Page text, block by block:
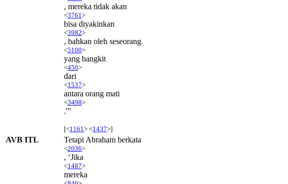
, mereka tidak akan
<3761 >
bisa diyakinkan
<3982>
, bahkan oleh seseorang
<5100>
yang bangkit
<450>
dari
<1537>
antara orang mati
<3498>
.'"
[<1161 > <1437>]
AVB ITL Tetapi Abraham berkata
<2036>
, ‘Jika
<1487>
mereka